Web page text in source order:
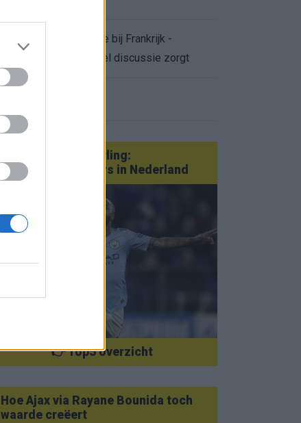
Waarom de arbitrage bij Frankrijk -
Marokko voor zoveel discussie zorgt
Van Götze tot Sterling:
statementtransfers in Nederland
👉 Top5 overzicht
Hoe Ajax via Rayane Bounida toch
waarde creëert